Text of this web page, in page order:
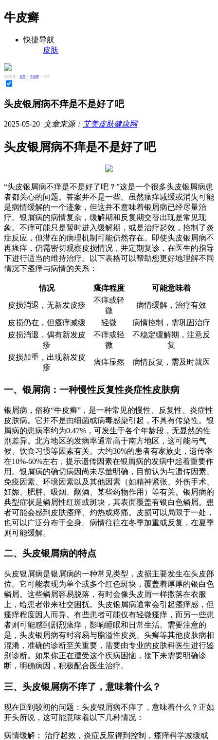
牛皮癣
快捷导航
皮肤
当前位置： 首页 >> 牛皮癣 >> 正文
头皮银屑病不痒是不是好了吧
2025-05-20 文章来源： 艾美皮肤健康网
头皮银屑病不痒是不是好了吧
“头皮银屑病不痒是不是好了吧？”这是一个很多头皮银屑病患
者都关心的问题。答案并不是一些。虽然瘙痒减缓或消失可能
是病情缓解的一个迹象，但这并不意味着银屑病已经尽量治
疗。银屑病的病情复杂，缓解期和反复期交替出现是常见现
象。不痒可能只是暂时进入缓解期，或是治疗起效，控制了炎
症反应，但潜在的病理机制可能仍然存在。即使头皮银屑病不
再瘙痒，仍需密切观察皮损情况，并定期复诊，在医生的指导
下进行适当的维持治疗。以下表格可以帮助您更好地理解不同
情况下瘙痒与病情的关系：
情况 瘙痒程度 可能意味着
皮损消退，无新发皮疹
不痒或轻
微
病情缓解，治疗有效
皮损仍在，但瘙痒减缓 轻微
病情控制，需巩固治疗
皮损消退，偶有新发皮
疹
不痒或轻
微
不稳定缓解期，注意反
复
皮损加重，出现新发皮
疹
瘙痒显然 病情反复，需及时就医
一、银屑病：一种慢性反复性炎症性皮肤病
银屑病，俗称“牛皮癣”，是一种常见的慢性、反复性、炎症性
皮肤病。它并不是由细菌或病毒感染引起，不具有传染性。银
屑病的患病率约为0.47%，可发生于各个年龄段，无显然的性
别差异。北方地区的发病率通常高于南方地区，这可能与气
候、饮食习惯等因素有关。大约30%的患者有家族史，遗传率
在10%-60%左右，提示遗传因素在银屑病的发病中起着重要作
用。银屑病的确切病因尚未尽量明确，目前认为与遗传因素、
免疫因素、环境因素以及其他因素（如精神紧张、外伤手术、
妊娠、肥胖、吸烟、酗酒、某些药物作用）等有关。银屑病的
典型症状是鳞屑性红斑或斑块，其表面覆盖有银白色鳞屑。患
者可能会感到皮肤瘙痒、灼热或疼痛。皮损可以局限于一处，
也可以广泛分布于全身。病情往往在冬季加重或反复，在夏季
则可能缓解。
二、头皮银屑病的特点
头皮银屑病是银屑病的一种常见类型，皮损主要发生在头皮部
位。它可能表现为单个或多个红色斑块，覆盖着厚厚的银白色
鳞屑。这些鳞屑容易脱落，有时会像头皮屑一样撒落在衣服
上，给患者带来社交困扰。头皮银屑病通常会引起瘙痒感，但
瘙痒程度因人而异。有些患者可能仅有轻微瘙痒，而另一些患
者则可能感到剧烈瘙痒，影响睡眠和日常生活。需要注意的
是，头皮银屑病有时容易与脂溢性皮炎、头癣等其他皮肤病相
混淆，准确的诊断至关重要，需要由专业的皮肤科医生进行鉴
别诊断。如果你正在遭受这个疾病困恼，接下来需要明确诊
断，明确病因，积极配合医生治疗。
三、头皮银屑病不痒了，意味着什么？
现在回到较初的问题：头皮银屑病不痒了，意味着什么？正如
开头所说，这可能意味着以下几种情况：
病情缓解： 治疗起效，炎症反应得到控制，瘙痒科学减缓或